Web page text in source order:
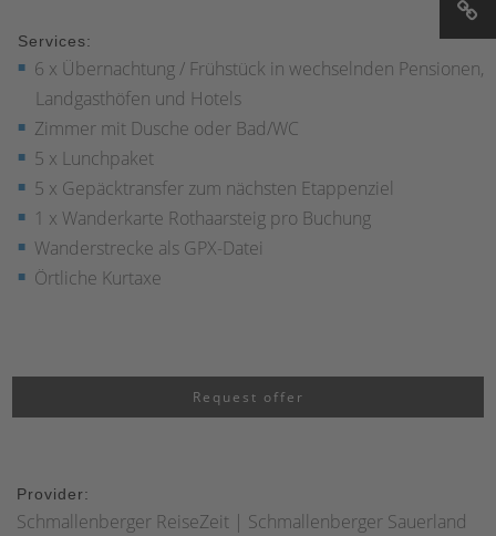
Services:
6 x Übernachtung / Frühstück in wechselnden Pensionen,
Landgasthöfen und Hotels
Zimmer mit Dusche oder Bad/WC
5 x Lunchpaket
5 x Gepäcktransfer zum nächsten Etappenziel
1 x Wanderkarte Rothaarsteig pro Buchung
Wanderstrecke als GPX-Datei
Örtliche Kurtaxe
Request offer
Provider:
Schmallenberger ReiseZeit | Schmallenberger Sauerland